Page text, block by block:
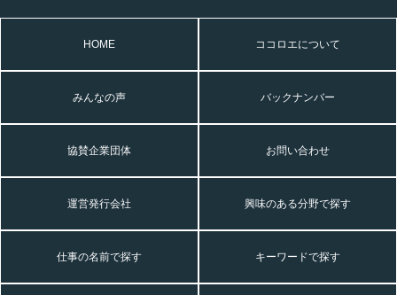
HOME ココロエについて
みんなの声 バックナンバー
協賛企業団体 お問い合わせ
運営発行会社 興味のある分野で探す
仕事の名前で探す キーワードで探す